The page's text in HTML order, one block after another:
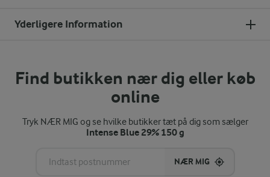
Yderligere Information
Find butikken nær dig eller køb
online
Tryk NÆR MIG og se hvilke butikker tæt på dig som sælger
Intense Blue 29% 150 g
NÆR MIG